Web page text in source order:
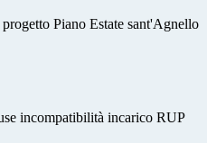
Piano Estate sant'Agnello
incompatibilità incarico RUP